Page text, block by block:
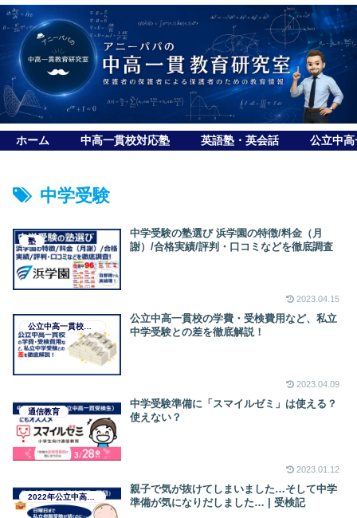
ホーム 中高一貫校対応塾 英語塾・英会話 公立中
中学受験
塾
中学受験の塾選び 浜学園の特徴/料金（月
謝）/合格実績/評判・口コミなどを徹底調査
2023.04.15
公立中高一貫校受検マニュアル
公立中高一貫校の学費・受検費用など、私立
中学受験との差を徹底解説！
2023.04.09
通信教育
中学受験準備に「スマイルゼミ」は使える？
使えない？
2023.01.12
親子で気が抜けてしまいました…そして中学
準備が気になりだしました… | 受検記